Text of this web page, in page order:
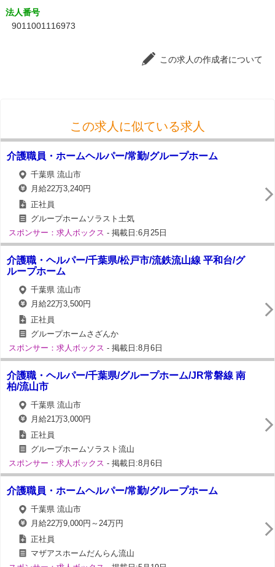
法人番号
9011001116973
この求人の作成者について
この求人に似ている求人
介護職員・ホームヘルパー/常勤/グループホーム
千葉県 流山市
月給22万3,240円
正社員
グループホームソラスト土気
スポンサー：求人ボックス - 掲載日:6月25日
介護職・ヘルパー/千葉県/松戸市/流鉄流山線 平和台/グ
ループホーム
千葉県 流山市
月給22万3,500円
正社員
グループホームさざんか
スポンサー：求人ボックス - 掲載日:8月6日
介護職・ヘルパー/千葉県/グループホーム/JR常磐線 南
柏/流山市
千葉県 流山市
月給21万3,000円
正社員
グループホームソラスト流山
スポンサー：求人ボックス - 掲載日:8月6日
介護職員・ホームヘルパー/常勤/グループホーム
千葉県 流山市
月給22万9,000円～24万円
正社員
マザアスホームだんらん流山